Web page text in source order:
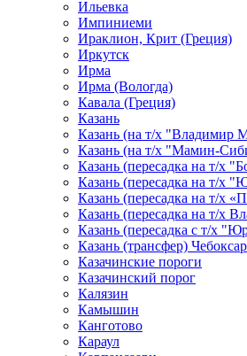
Ильевка
Импиниеми
Ираклион, Крит (Греция)
Иркутск
Ирма
Ирма (Вологда)
Кавала (Греция)
Казань
Казань (на т/х "Владимир
Казань (на т/х "Мамин-
Казань (пересадка на т/х
Казань (пересадка на т/х
Казань (пересадка на т/х
Казань (пересадка на т/х
Казань (пересадка с т/х
Казань (трансфер)
Казачинские пороги
Казачинский порог
Калязин
Камышин
Канготово
Караул